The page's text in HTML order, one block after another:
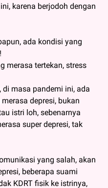
karena berjodoh dengan
ada kondisi yang
!
merasa tertekan, stress
di masa pandemi ini, ada
depresi, bukan
istri loh, sebenarnya
super depresi, tak
yang salah, akan
beberapa suami
KDRT fisik ke istrinya,